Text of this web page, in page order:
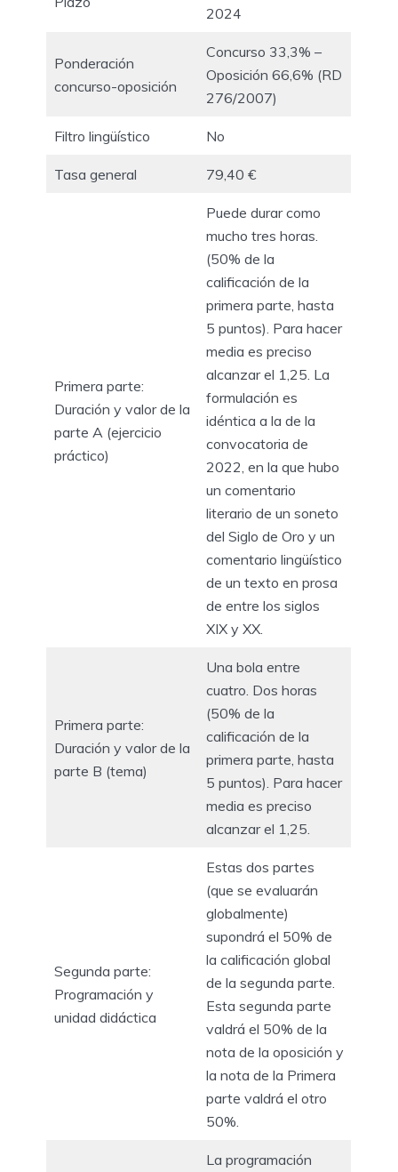
2024
Ponderación
concurso-oposición
Concurso 33,3% –
Oposición 66,6% (RD
276/2007)
Filtro lingüístico No
Tasa general 79,40 €
Primera parte:
Duración y valor de la
parte A (ejercicio
práctico)
Puede durar como
mucho tres horas.
(50% de la
calificación de la
primera parte, hasta
5 puntos). Para hacer
media es preciso
alcanzar el 1,25. La
formulación es
idéntica a la de la
convocatoria de
2022, en la que hubo
un comentario
literario de un soneto
del Siglo de Oro y un
comentario lingüístico
de un texto en prosa
de entre los siglos
XIX y XX.
Primera parte:
Duración y valor de la
parte B (tema)
Una bola entre
cuatro. Dos horas
(50% de la
calificación de la
primera parte, hasta
5 puntos). Para hacer
media es preciso
alcanzar el 1,25.
Segunda parte:
Programación y
unidad didáctica
Estas dos partes
(que se evaluarán
globalmente)
supondrá el 50% de
la calificación global
de la segunda parte.
Esta segunda parte
valdrá el 50% de la
nota de la oposición y
la nota de la Primera
parte valdrá el otro
50%.
La programación